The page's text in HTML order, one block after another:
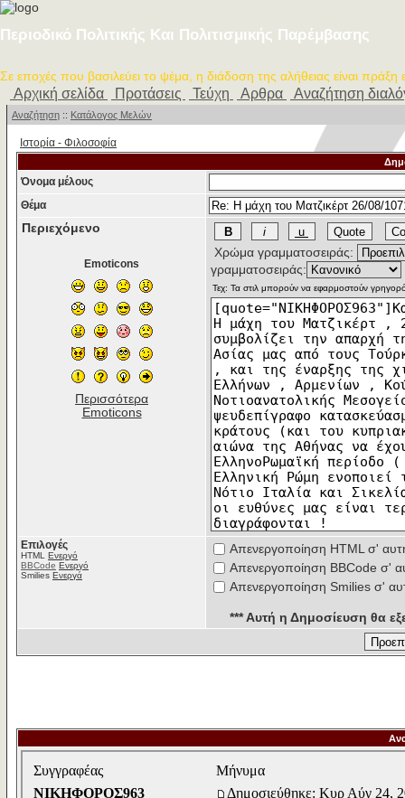
Περιοδικό Πολιτικής Και Πολιτισμικής Παρέμβασης
Σε εποχές που βασιλεύει το ψέμα, η διάδοση της αλήθειας είναι πράξη
Αρχική σελίδα Προτάσεις Τεύχη Αρθρα Αναζήτηση
Αναζήτηση :: Κατάλογος Μελών
Ιστορία - Φιλοσοφία
Όνομα μέλους
Θέμα
Περιεχόμενο
Emoticons
Περισσότερα
Emoticons
Χρώμα γραμματοσειράς:
γραμματοσειράς:
Επιλογές
HTML Ενεργό
BBCode Ενεργό
Smilies Ενεργά
Απενεργοποίηση HTML σ'
Απενεργοποίηση BBCode σ'
Απενεργοποίηση Smilies σ'
*** Αυτή η Δημοσίευση θα